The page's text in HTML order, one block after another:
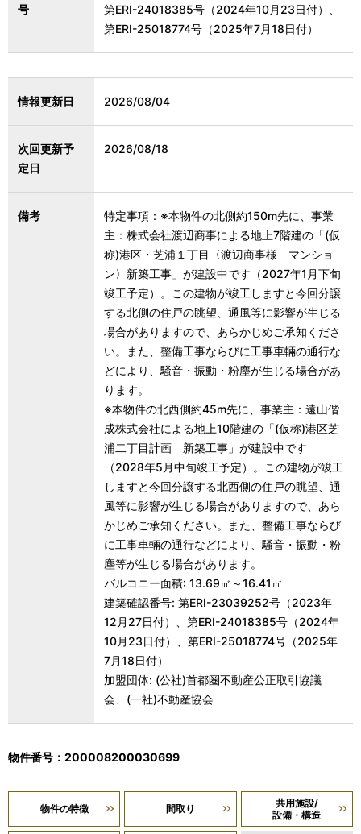
号
第ERI-24018385号（2024年10月23日付）、
第ERI-25018774号（2025年7月18日付）
情報更新日 2026/08/04
次回更新予
定日
2026/08/18
備考
特定事項：※本物件の北側約150m先に、事業
主：株式会社渡辺商事による地上7階建の「(仮
称)港区・芝浦１丁目〈渡辺商事様 マンショ
ン〉新築工事」が建設中です（2027年1月下旬
竣工予定）。この建物が竣工しますと今回分譲
する北側の住戸の眺望、通風等に影響が生じる
場合がありますので、あらかじめご承知くださ
い。また、整備工事ならびに工事車輛の通行な
どにより、騒音・振動・粉塵が生じる場合があ
ります。
※本物件の北西側約45m先に、事業主：遠山偕
成株式会社による地上10階建の「(仮称)港区芝
浦二丁目計画 新築工事」が建設中です
（2028年5月中旬竣工予定）。この建物が竣工
しますと今回分譲する北西側の住戸の眺望、通
風等に影響が生じる場合がありますので、あら
かじめご承知ください。また、整備工事ならび
に工事車輛の通行などにより、騒音・振動・粉
塵等が生じる場合があります。
バルコニー面積: 13.69㎡～16.41㎡
建築確認番号: 第ERI-23039252号（2023年
12月27日付）、第ERI-24018385号（2024年
10月23日付）、第ERI-25018774号（2025年
7月18日付）
加盟団体: (公社)首都圏不動産公正取引協議
会、(一社)不動産協会
物件番号：200008200030699
物件の特徴 間取り
共用施設/
設備・構造